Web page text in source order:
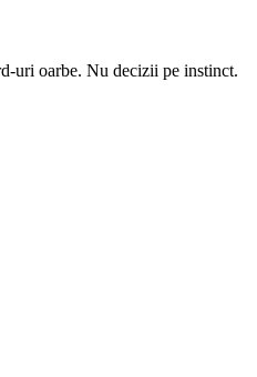
uri oarbe. Nu decizii pe instinct.